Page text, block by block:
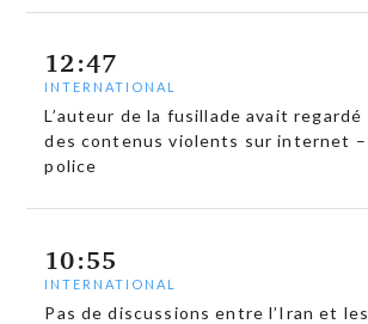
12:47
INTERNATIONAL
L’auteur de la fusillade avait regardé
des contenus violents sur internet –
police
10:55
INTERNATIONAL
Pas de discussions entre l’Iran et les